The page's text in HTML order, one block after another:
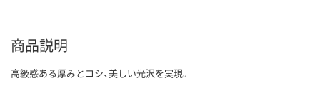
商品説明
高級感ある厚みとコシ、美しい光沢を実現。